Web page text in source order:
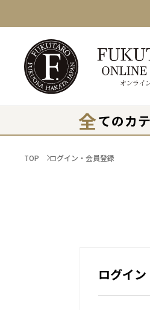
全てのカ
TOP ログイン・会員登録
ログイン